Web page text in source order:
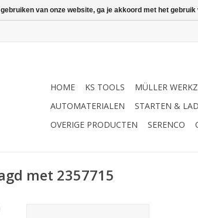
HOME KS TOOLS MÜLLER
AUTOMATERIALEN
STARTEN &
OVERIGE PRODUCTEN
SERENCO
met 2357715
gebruiken van onze website, ga je akkoord met het